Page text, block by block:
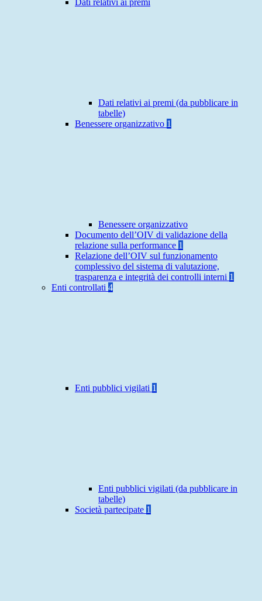
Dati relativi ai premi
Dati relativi ai premi (da pubblicare in
tabelle)
Benessere organizzativo 1
Benessere organizzativo
Documento dell’OIV di validazione della
relazione sulla performance 1
Relazione dell’OIV sul funzionamento
complessivo del sistema di valutazione,
trasparenza e integrità dei controlli interni 1
Enti controllati 4
Enti pubblici vigilati 1
Enti pubblici vigilati (da pubblicare in
tabelle)
Società partecipate 1